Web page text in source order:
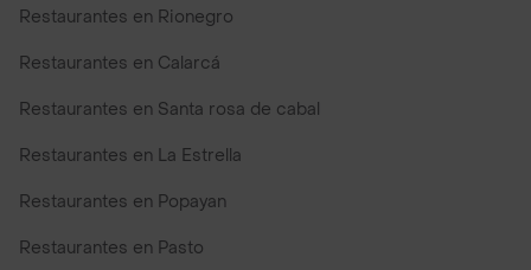
Restaurantes en Rionegro
Restaurantes en Calarcá
Restaurantes en Santa rosa de cabal
Restaurantes en La Estrella
Restaurantes en Popayan
Restaurantes en Pasto